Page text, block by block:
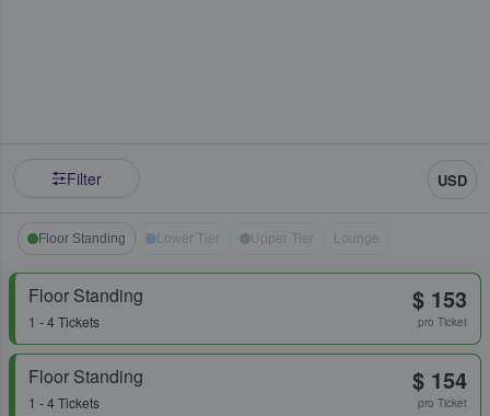
Filter USD
Floor Standing Lower Tier Upper Tier Lounge
Floor Standing
1 - 4 Tickets
$ 153
pro Ticket
Floor Standing
1 - 4 Tickets
$ 154
pro Ticket